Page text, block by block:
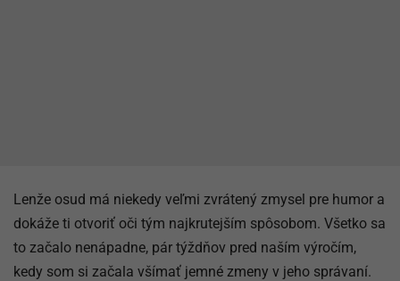
Lenže osud má niekedy veľmi zvrátený zmysel pre humor a
dokáže ti otvoriť oči tým najkrutejším spôsobom. Všetko sa
to začalo nenápadne, pár týždňov pred naším výročím,
kedy som si začala všímať jemné zmeny v jeho správaní.